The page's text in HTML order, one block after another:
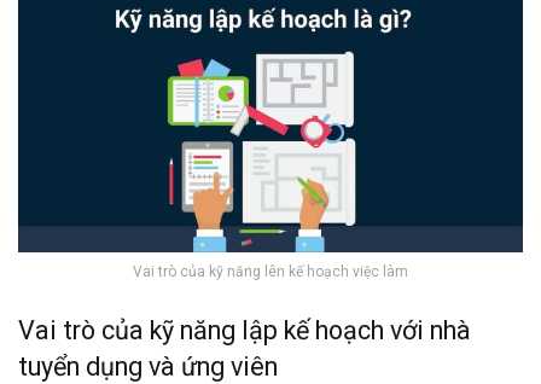
Vai trò của kỹ năng lên kế hoạch việc làm
Vai trò của kỹ năng lập kế hoạch với nhà
tuyển dụng và ứng viên